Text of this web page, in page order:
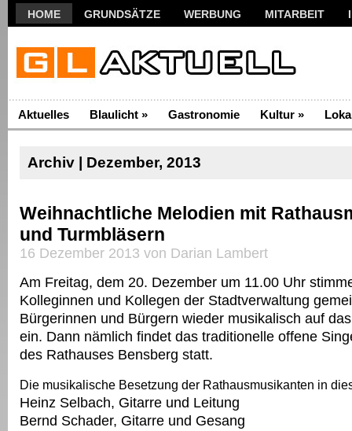
HOME GRUNDSÄTZE WERBUNG MITARBEIT
Aktuelles Blaulicht » Gastronomie Kultur »
Archiv | Dezember, 2013
Weihnachtliche Melodien mit
und Turmbläsern
16 Dezember 2013 von Darian Lambert
Am Freitag, dem 20. Dezember um 11.00 Uhr
Kolleginnen und Kollegen der Stadtverwaltung
Bürgerinnen und Bürgern wieder musikalisch auf
ein. Dann nämlich findet das traditionelle offene
des Rathauses Bensberg statt.
Die musikalische Besetzung der Rathausmusikanten in
Heinz Selbach, Gitarre und Leitung
Bernd Schader, Gitarre und Gesang